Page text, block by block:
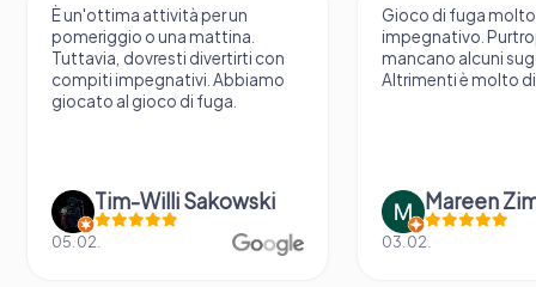
È un'ottima attività per un
pomeriggio o una mattina.
Tuttavia, dovresti divertirti con
compiti impegnativi. Abbiamo
giocato al gioco di fuga.
Tim-Willi Sakowski
05.02.
Gioco di fuga molto
impegnativo.
mancano alcuni
Altrimenti è molto
Mareen
03.02.